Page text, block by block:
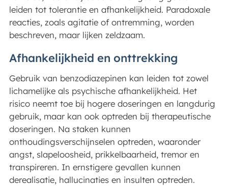
leiden tot tolerantie en afhankelijkheid. Paradoxale
reacties, zoals agitatie of ontremming, worden
beschreven, maar lijken zeldzaam.
Afhankelijkheid en onttrekking
Gebruik van benzodiazepinen kan leiden tot zowel
lichamelijke als psychische afhankelijkheid. Het
risico neemt toe bij hogere doseringen en langdurig
gebruik, maar kan ook optreden bij therapeutische
doseringen. Na staken kunnen
onthoudingsverschijnselen optreden, waaronder
angst, slapeloosheid, prikkelbaarheid, tremor en
transpireren. In ernstigere gevallen kunnen
derealisatie, hallucinaties en insulten optreden.